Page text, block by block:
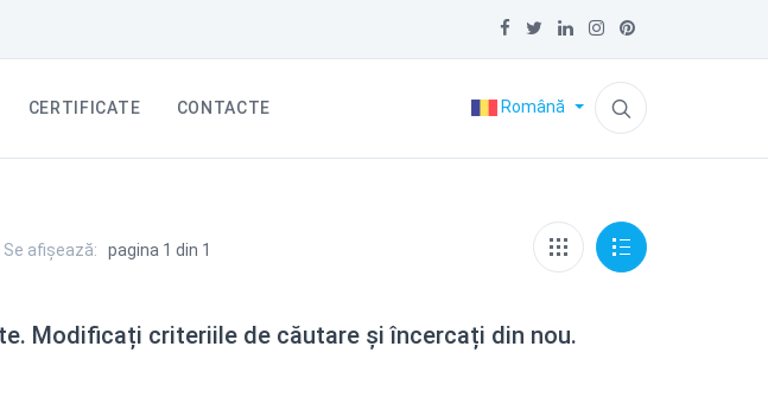
CERTIFICATE CONTACTE Română
Se afișează: pagina 1 din 1
Modificați criteriile de căutare și încercați din nou.